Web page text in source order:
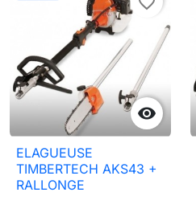

ELAGUEUSE
TIMBERTECH AKS43 +
RALLONGE